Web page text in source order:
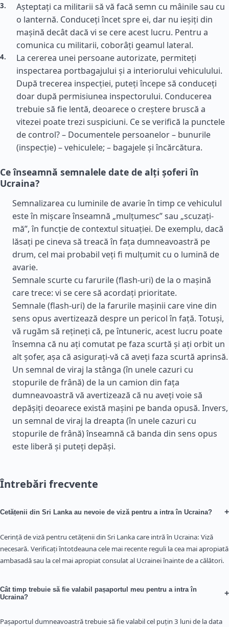
Așteptați ca militarii să vă facă semn cu mâinile sau cu
o lanternă. Conduceți încet spre ei, dar nu ieșiți din
mașină decât dacă vi se cere acest lucru. Pentru a
comunica cu militarii, coborâți geamul lateral.
La cererea unei persoane autorizate, permiteți
inspectarea portbagajului și a interiorului vehiculului.
După trecerea inspecției, puteți începe să conduceți
doar după permisiunea inspectorului. Conducerea
trebuie să fie lentă, deoarece o creștere bruscă a
vitezei poate trezi suspiciuni. Ce se verifică la punctele
de control? – Documentele persoanelor – bunurile
(inspecție) – vehiculele; – bagajele și încărcătura.
Ce înseamnă semnalele date de alți șoferi în
Ucraina?
Semnalizarea cu luminile de avarie în timp ce vehiculul
este în mișcare înseamnă „mulțumesc” sau „scuzați-
mă”, în funcție de contextul situației. De exemplu, dacă
lăsați pe cineva să treacă în fața dumneavoastră pe
drum, cel mai probabil veți fi mulțumit cu o lumină de
avarie.
Semnale scurte cu farurile (flash-uri) de la o mașină
care trece: vi se cere să acordați prioritate.
Semnale (flash-uri) de la farurile mașinii care vine din
sens opus avertizează despre un pericol în față. Totuși,
vă rugăm să rețineți că, pe întuneric, acest lucru poate
însemna că nu ați comutat pe faza scurtă și ați orbit un
alt șofer, așa că asigurați-vă că aveți faza scurtă aprinsă.
Un semnal de viraj la stânga (în unele cazuri cu
stopurile de frână) de la un camion din fața
dumneavoastră vă avertizează că nu aveți voie să
depășiți deoarece există mașini pe banda opusă. Invers,
un semnal de viraj la dreapta (în unele cazuri cu
stopurile de frână) înseamnă că banda din sens opus
este liberă și puteți depăși.
Întrebări frecvente
Cetățenii din Sri Lanka au nevoie de viză pentru a intra în Ucraina? +
Cerință de viză pentru cetățenii din Sri Lanka care intră în Ucraina: Viză
necesară. Verificați întotdeauna cele mai recente reguli la cea mai apropiată
ambasadă sau la cel mai apropiat consulat al Ucrainei înainte de a călători.
Cât timp trebuie să fie valabil pașaportul meu pentru a intra în
Ucraina?
+
Pașaportul dumneavoastră trebuie să fie valabil cel puțin 3 luni de la data